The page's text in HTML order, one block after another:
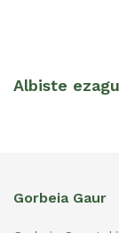
Albiste
Gorbeia Gaur